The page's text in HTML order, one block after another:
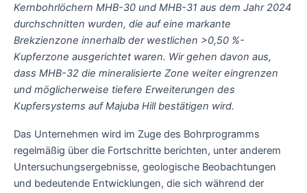
Kernbohrlöchern MHB-30 und MHB-31 aus dem Jahr 2024
durchschnitten wurden, die auf eine markante
Brekzienzone innerhalb der westlichen >0,50 %-
Kupferzone ausgerichtet waren. Wir gehen davon aus,
dass MHB-32 die mineralisierte Zone weiter eingrenzen
und möglicherweise tiefere Erweiterungen des
Kupfersystems auf Majuba Hill bestätigen wird.
Das Unternehmen wird im Zuge des Bohrprogramms
regelmäßig über die Fortschritte berichten, unter anderem
Untersuchungsergebnisse, geologische Beobachtungen
und bedeutende Entwicklungen, die sich während der